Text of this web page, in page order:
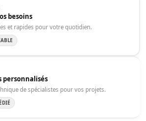
besoins
et rapides pour votre quotidien.
personnalisés
de spécialistes pour vos projets.